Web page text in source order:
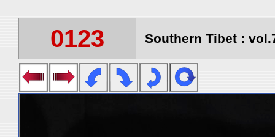
0123 Southern Tibet :